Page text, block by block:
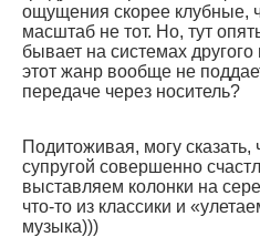
ощущения скорее клубные,
масштаб не тот. Но, тут
бывает на системах
этот жанр вообще не
передаче через носитель?
Подитоживая, могу
супругой совершенно
выставляем колонки на
что-то из классики и
музыка)))